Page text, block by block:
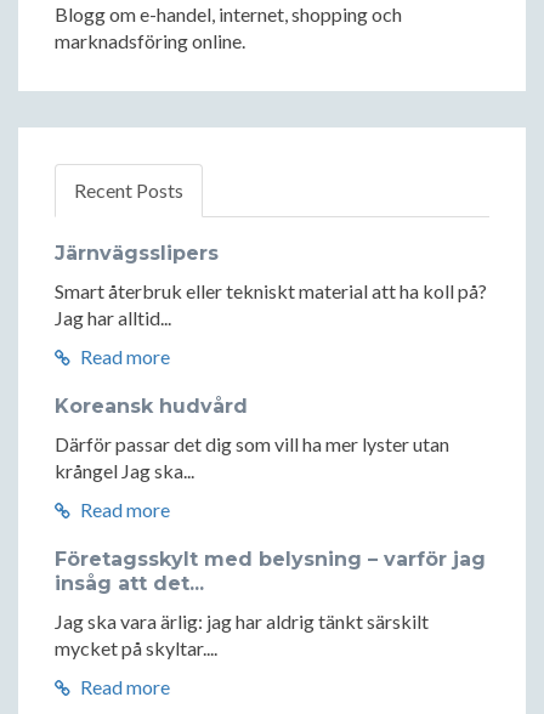
Blogg om e-handel, internet, shopping och
marknadsföring online.
Recent Posts
Järnvägsslipers
Smart återbruk eller tekniskt material att ha koll på?
Jag har alltid...
Read more
Koreansk hudvård
Därför passar det dig som vill ha mer lyster utan
krångel Jag ska...
Read more
Företagsskylt med belysning – varför jag
insåg att det...
Jag ska vara ärlig: jag har aldrig tänkt särskilt
mycket på skyltar....
Read more